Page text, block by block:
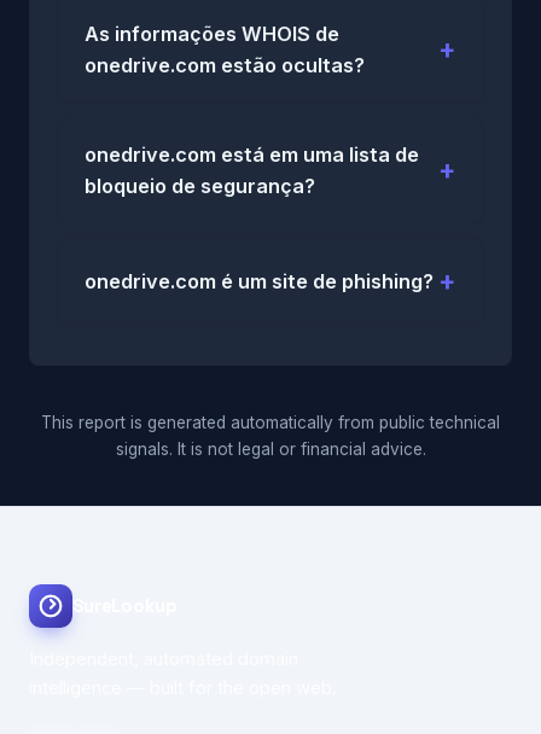
As informações WHOIS de
onedrive.com estão ocultas?
onedrive.com está em uma lista de
bloqueio de segurança?
onedrive.com é um site de phishing?
This report is generated automatically from public technical
signals. It is not legal or financial advice.
SureLookup